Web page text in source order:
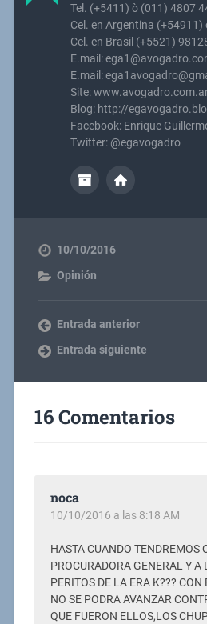
Tel. (+5411) ò (011) 4807
Cel. en Argentina
Cel. en Brasil (+5521)
E.mail:
E.mail:
Site:
Blog: http://
Facebook: Enrique
Twitter: @egavogadro
10/10/2016
Opinión
Entrada anterior
Entrada siguiente
16 Comentarios
noca
10/10/2016 a las 8:18 AM
HASTA CUANDO TENDREMOS
PROCURADORA GENERAL Y A
PERITOS DE LA ERA K??? CON
NO SE PODRA AVANZAR
QUE FUERON ELLOS,LOS